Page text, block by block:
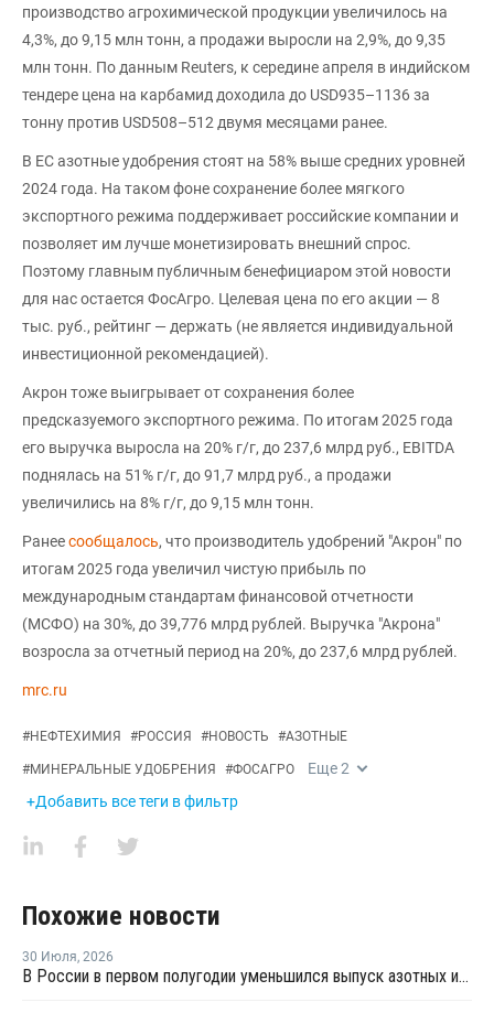
производство агрохимической продукции увеличилось на
4,3%, до 9,15 млн тонн, а продажи выросли на 2,9%, до 9,35
млн тонн. По данным Reuters, к середине апреля в индийском
тендере цена на карбамид доходила до USD935–1136 за
тонну против USD508–512 двумя месяцами ранее.
В ЕС азотные удобрения стоят на 58% выше средних уровней
2024 года. На таком фоне сохранение более мягкого
экспортного режима поддерживает российские компании и
позволяет им лучше монетизировать внешний спрос.
Поэтому главным публичным бенефициаром этой новости
для нас остается ФосАгро. Целевая цена по его акции — 8
тыс. руб., рейтинг — держать (не является индивидуальной
инвестиционной рекомендацией).
Акрон тоже выигрывает от сохранения более
предсказуемого экспортного режима. По итогам 2025 года
его выручка выросла на 20% г/г, до 237,6 млрд руб., EBITDA
поднялась на 51% г/г, до 91,7 млрд руб., а продажи
увеличились на 8% г/г, до 9,15 млн тонн.
Ранеесообщалось, что производитель удобрений "Акрон" по
итогам 2025 года увеличил чистую прибыль по
международным стандартам финансовой отчетности
(МСФО) на 30%, до 39,776 млрд рублей. Выручка "Акрона"
возросла за отчетный период на 20%, до 237,6 млрд рублей.
mrc.ru
#НЕФТЕХИМИЯ #РОССИЯ #НОВОСТЬ #АЗОТНЫЕ
#МИНЕРАЛЬНЫЕ УДОБРЕНИЯ #ФОСАГРО Еще2
+Добавить все теги в фильтр
Похожие новости
30 Июля, 2026
В России в первом полугодии уменьшился выпуск азотных и фосфорных удобрений